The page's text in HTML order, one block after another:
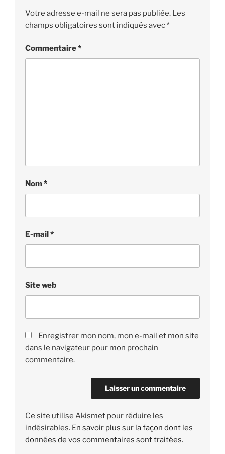
Votre adresse e-mail ne sera pas publiée. Les
champs obligatoires sont indiqués avec*
Commentaire*
Nom*
E-mail*
Site web
Enregistrer mon nom, mon e-mail et mon site
dans le navigateur pour mon prochain
commentaire.
Ce site utilise Akismet pour réduire les
indésirables. En savoir plus sur la façon dont les
données de vos commentaires sont traitées.